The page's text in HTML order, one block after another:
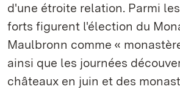
d'une étroite relation. Parmi
forts figurent l'élection du
Maulbronn comme «
ainsi que les journées
châteaux en juin et des